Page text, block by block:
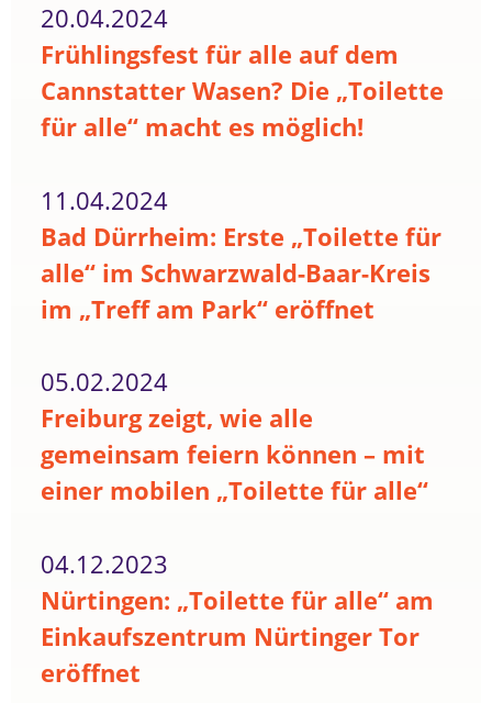
20.04.2024
Frühlingsfest für alle auf dem
Cannstatter Wasen? Die „Toilette
für alle“ macht es möglich!
11.04.2024
Bad Dürrheim: Erste „Toilette für
alle“ im Schwarzwald-Baar-Kreis
im „Treff am Park“ eröffnet
05.02.2024
Freiburg zeigt, wie alle
gemeinsam feiern können – mit
einer mobilen „Toilette für alle“
04.12.2023
Nürtingen: „Toilette für alle“ am
Einkaufszentrum Nürtinger Tor
eröffnet